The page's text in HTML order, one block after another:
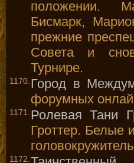
положении.
Бисмарк,
прежние
Совета и
Турнире.
1170. Город в
форумных
1171. Ролевая Тани
Гроттер. Белые
1172.